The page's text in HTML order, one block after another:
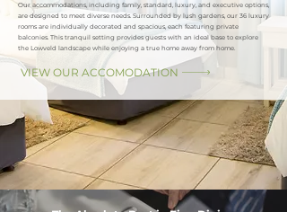
Our accommodations, including family, standard, luxury, and executive options,
are designed to meet diverse needs. Surrounded by lush gardens, our 36 luxury
rooms are individually decorated and spacious, each featuring private
balconies. This tranquil setting provides guests with an ideal base to explore
the Lowveld landscape while enjoying a true home away from home.
VIEW OUR ACCOMODATION